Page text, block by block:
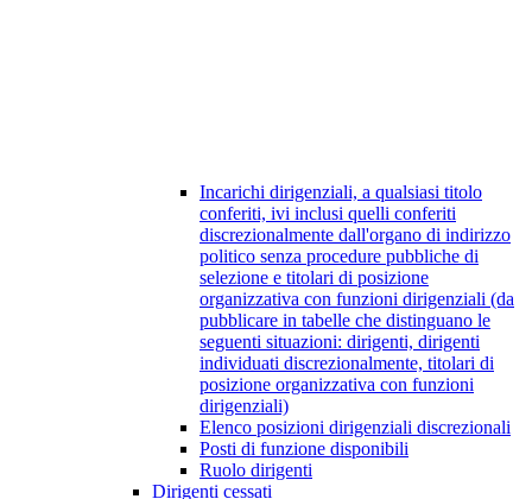
Incarichi dirigenziali, a qualsiasi titolo
conferiti, ivi inclusi quelli conferiti
discrezionalmente dall'organo di indirizzo
politico senza procedure pubbliche di
selezione e titolari di posizione
organizzativa con funzioni dirigenziali (da
pubblicare in tabelle che distinguano le
seguenti situazioni: dirigenti, dirigenti
individuati discrezionalmente, titolari di
posizione organizzativa con funzioni
dirigenziali)
Elenco posizioni dirigenziali discrezionali
Posti di funzione disponibili
Ruolo dirigenti
Dirigenti cessati